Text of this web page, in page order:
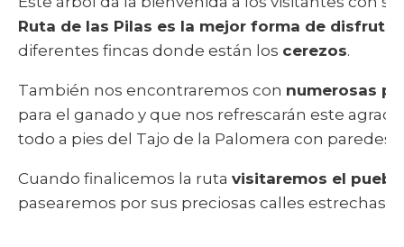
Ruta de las Pilas es la mejor forma de
diferentes fincas donde están los cerezos.
También nos encontraremos con numerosas
para el ganado y que nos refrescarán este
todo a pies del Tajo de la Palomera con paredes
Cuando finalicemos la ruta visitaremos el
pasearemos por sus preciosas calles estrechas.